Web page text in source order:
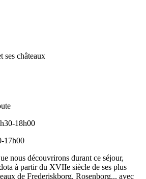
ses châteaux
18h00
17h00
nous découvrirons durant ce séjour,
à partir du XVIIe siècle de ses plus
de Frederiskborg, Rosenborg... avec